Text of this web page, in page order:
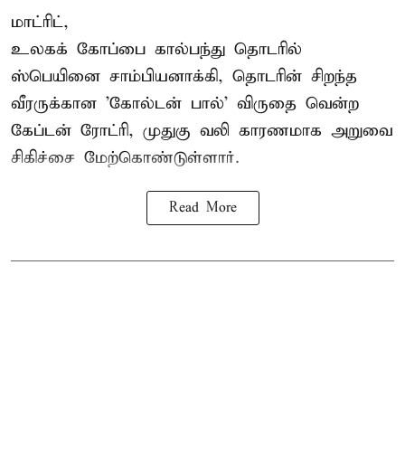
மாட்ரிட்,
உலகக் கோப்பை கால்பந்து தொடரில்
ஸ்பெயினை சாம்பியனாக்கி, தொடரின் சிறந்த
வீரருக்கான 'கோல்டன் பால்' விருதை வென்ற
கேப்டன் ரோட்ரி, முதுகு வலி காரணமாக அறுவை
சிகிச்சை மேற்கொண்டுள்ளார்.
Read More